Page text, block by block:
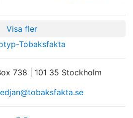
Visa fler
738 | 101 35 Stockholm